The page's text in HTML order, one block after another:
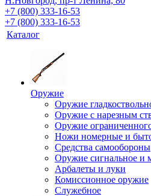
+7 (800) 333-16-53
+7 (800) 333-16-53
Каталог
Оружие
Оружие
Оружие с нарезным
Оружие
Ножи номерные и
Средства самообороны
Оружие сигнальное и
Арбалеты и луки
Комиссионное оружие
Служебное